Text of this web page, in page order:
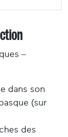
–
dans son
(sur
des